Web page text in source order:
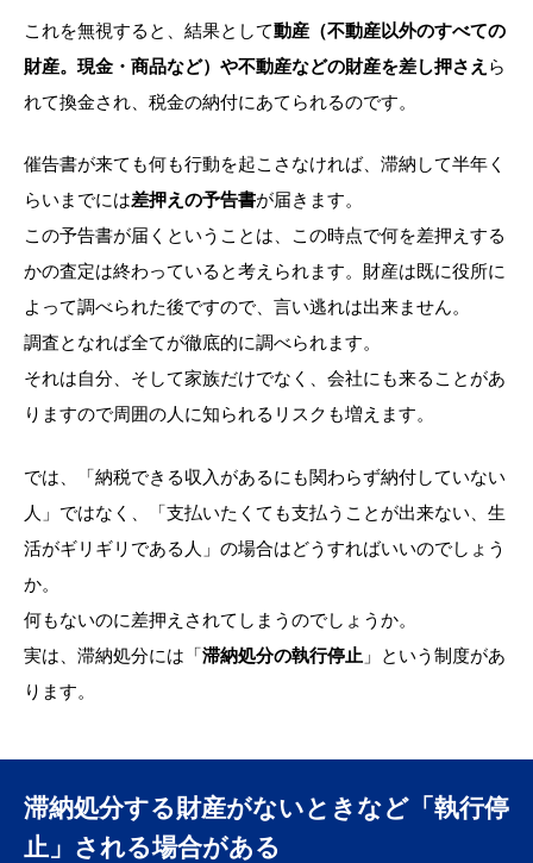
これを無視すると、結果として動産（不動産以外のすべての
財産。現金・商品など）や不動産などの財産を差し押さえ ら
れて換金され、税金の納付にあてられるのです。
催告書が来ても何も行動を起こさなければ、滞納して半年く
らいまでには差押えの予告書が届きます。
この予告書が届くということは、この時点で何を差押えする
かの査定は終わっていると考えられます。財産は既に役所に
よって調べられた後ですので、言い逃れは出来ません。
調査となれば全てが徹底的に調べられます。
それは自分、そして家族だけでなく、会社にも来ることがあ
りますので周囲の人に知られるリスクも増えます。
では、「納税できる収入があるにも関わらず納付していない
人」ではなく、「支払いたくても支払うことが出来ない、生
活がギリギリである人」の場合はどうすればいいのでしょう
か。
何もないのに差押えされてしまうのでしょうか。
実は、滞納処分には「滞納処分の執行停止 」という制度があ
ります。
滞納処分する財産がないときなど「執行停
止」される場合がある